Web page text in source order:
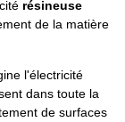
résineuse
de la matière
l'électricité
dans toute la
de surfaces